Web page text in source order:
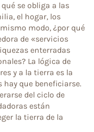
se obliga a las
el hogar, los
modo, ¿por qué
de «servicios
enterradas
La lógica de
y a la tierra es la
hay que beneficiarse.
del ciclo de
están
la tierra de la